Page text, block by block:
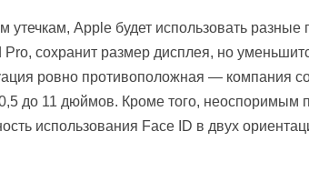
утечкам, Apple будет использовать
сохранит размер дисплея, но
ровно противоположная — компания
до 11 дюймов. Кроме того,
использования Face ID в двух